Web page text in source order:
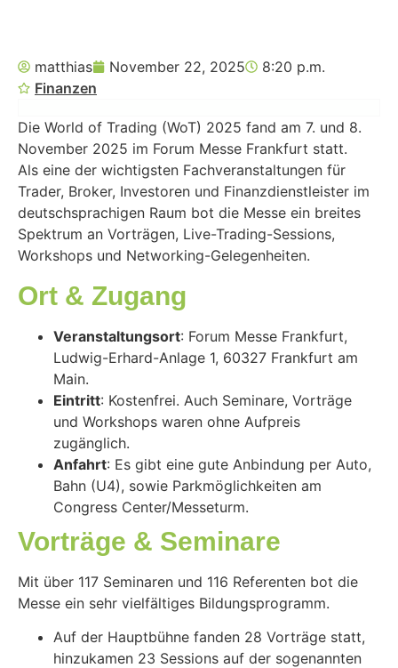
matthias November 22, 2025
8:20 p.m.
Finanzen
Die World of Trading (WoT) 2025 fand am 7. und 8.
November 2025 im Forum Messe Frankfurt statt.
Als eine der wichtigsten Fachveranstaltungen für
Trader, Broker, Investoren und Finanzdienstleister im
deutschsprachigen Raum bot die Messe ein breites
Spektrum an Vorträgen, Live-Trading-Sessions,
Workshops und Networking-Gelegenheiten.
Ort & Zugang
Veranstaltungsort: Forum Messe Frankfurt,
Ludwig-Erhard-Anlage 1, 60327 Frankfurt am
Main.
Eintritt: Kostenfrei. Auch Seminare, Vorträge
und Workshops waren ohne Aufpreis
zugänglich.
Anfahrt: Es gibt eine gute Anbindung per Auto,
Bahn (U4), sowie Parkmöglichkeiten am
Congress Center/Messeturm.
Vorträge & Seminare
Mit über 117 Seminaren und 116 Referenten bot die
Messe ein sehr vielfältiges Bildungsprogramm.
Auf der Hauptbühne fanden 28 Vorträge statt,
hinzukamen 23 Sessions auf der sogenannten